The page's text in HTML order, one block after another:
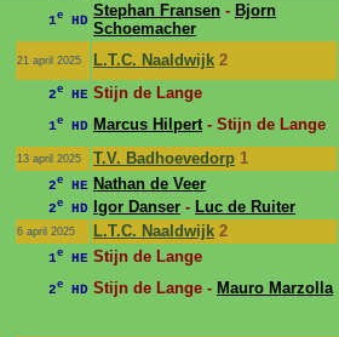
1e HD
Stephan Fransen - Bjorn
Schoemacher
21 april 2025 L.T.C. Naaldwijk 2
2e HE Stijn de Lange
1e HD Marcus Hilpert- Stijn de Lange
13 april 2025 T.V. Badhoevedorp 1
2e HE Nathan de Veer
2e HD Igor Danser - Luc de Ruiter
6 april 2025 L.T.C. Naaldwijk 2
1e HE Stijn de Lange
2e HD Stijn de Lange - Mauro Marzolla